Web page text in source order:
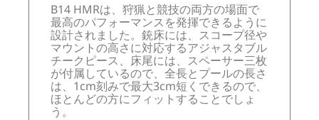
B14 HMRは、狩猟と競技の両方の場面で
最高のパフォーマンスを発揮できるように
設計されました。銃床には、スコープ径や
マウントの高さに対応するアジャスタブル
チークピース、床尾には、スペーサー三枚
が付属しているので、全長とプールの長さ
は、1cm刻みで最大3cm短くできるので、
ほとんどの方にフィットすることでしょ
う。